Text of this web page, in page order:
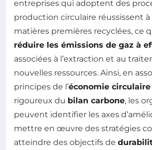
entreprises qui adoptent des
production circulaire réussissent
matières premières recyclées, ce
réduire les émissions de gaz à
associées à l’extraction et au
nouvelles ressources. Ainsi, en
principes de l’économie circulaire
rigoureux du bilan carbone, les
peuvent identifier les axes
mettre en œuvre des stratégies
atteindre des objectifs de